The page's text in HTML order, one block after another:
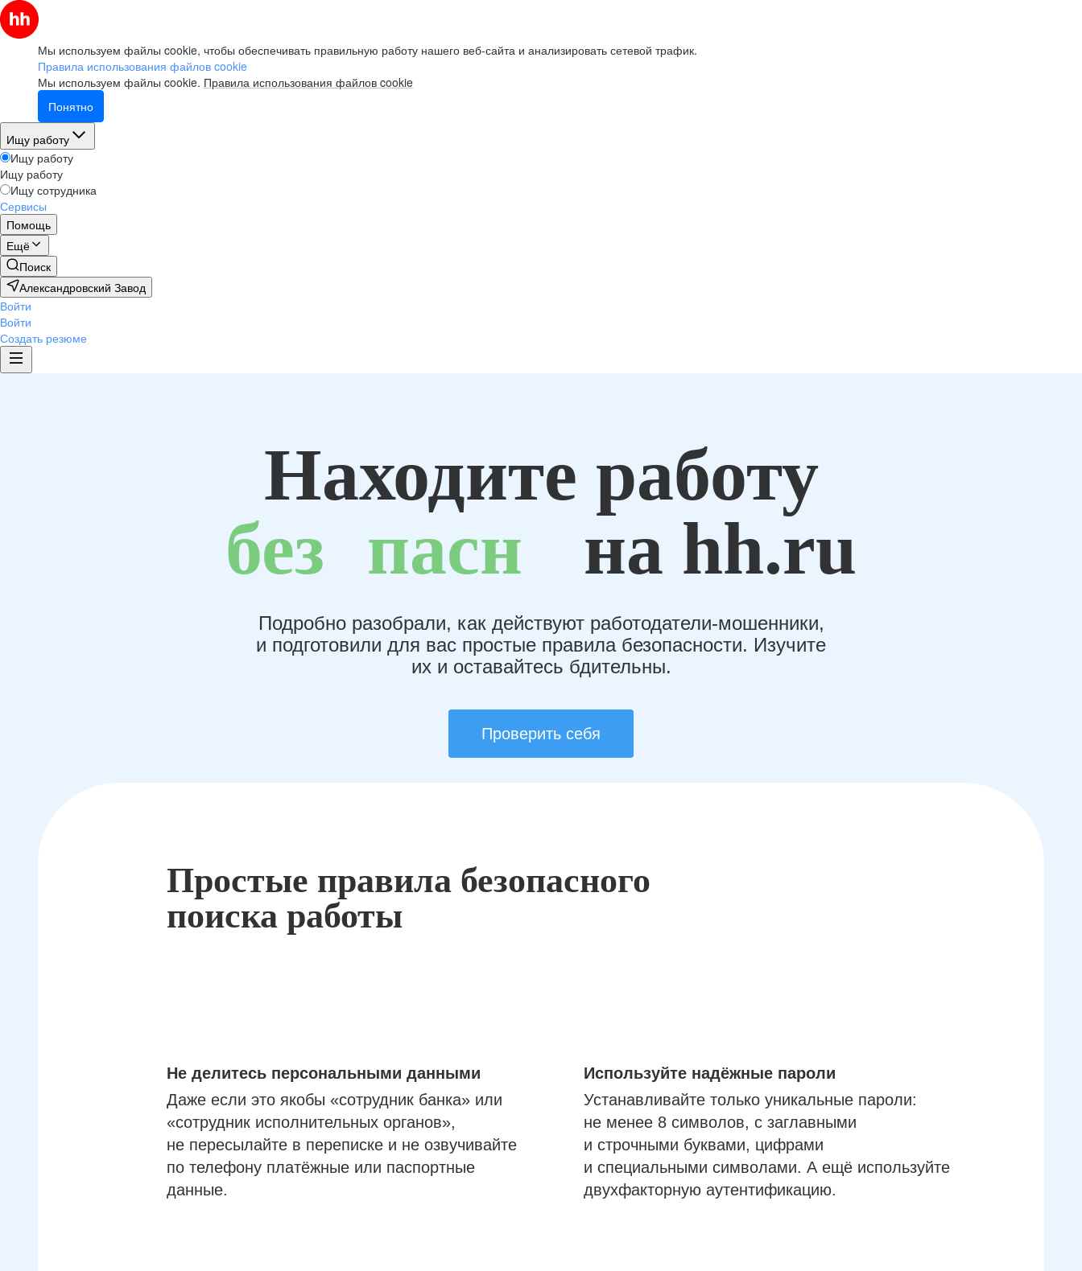
Мы используем файлы cookie, чтобы обеспечивать правильную работу нашего веб-сайта и анализировать сетевой трафик.
Правила использования файлов cookie
Мы используем файлы cookie. Правила использования файлов cookie
Понятно
Ищу работу
Ищу работу
Ищу работу
Ищу сотрудника
Сервисы
Помощь
Ещё
Поиск
Александровский Завод
Войти
Войти
Создать резюме
Находите работу
без пасн на hh.ru
Подробно разобрали, как действуют работодатели-мошенники,
и подготовили для вас простые правила безопасности. Изучите
их и оставайтесь бдительны.
Проверить себя
Простые правила безопасного
поиска работы
Не делитесь персональными данными
Даже если это якобы «сотрудник банка» или
«сотрудник исполнительных органов»,
не пересылайте в переписке и не озвучивайте
по телефону платёжные или паспортные
данные.
Используйте надёжные пароли
Устанавливайте только уникальные пароли:
не менее 8 символов, с заглавными
и строчными буквами, цифрами
и специальными символами. А ещё используйте
двухфакторную аутентификацию.